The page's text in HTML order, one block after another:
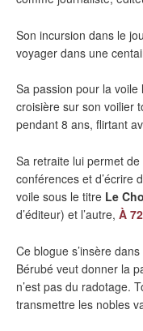
Son incursion dans le
voyager dans une
Sa passion pour la voile
croisière sur son voilier
pendant 8 ans, flirtant
Sa retraite lui permet
conférences et d’écrire
voile sous le titre Le
d’éditeur) et l’autre, À
Ce blogue s’insère
Bérubé veut donner la
n’est pas du radotage.
transmettre les nobles